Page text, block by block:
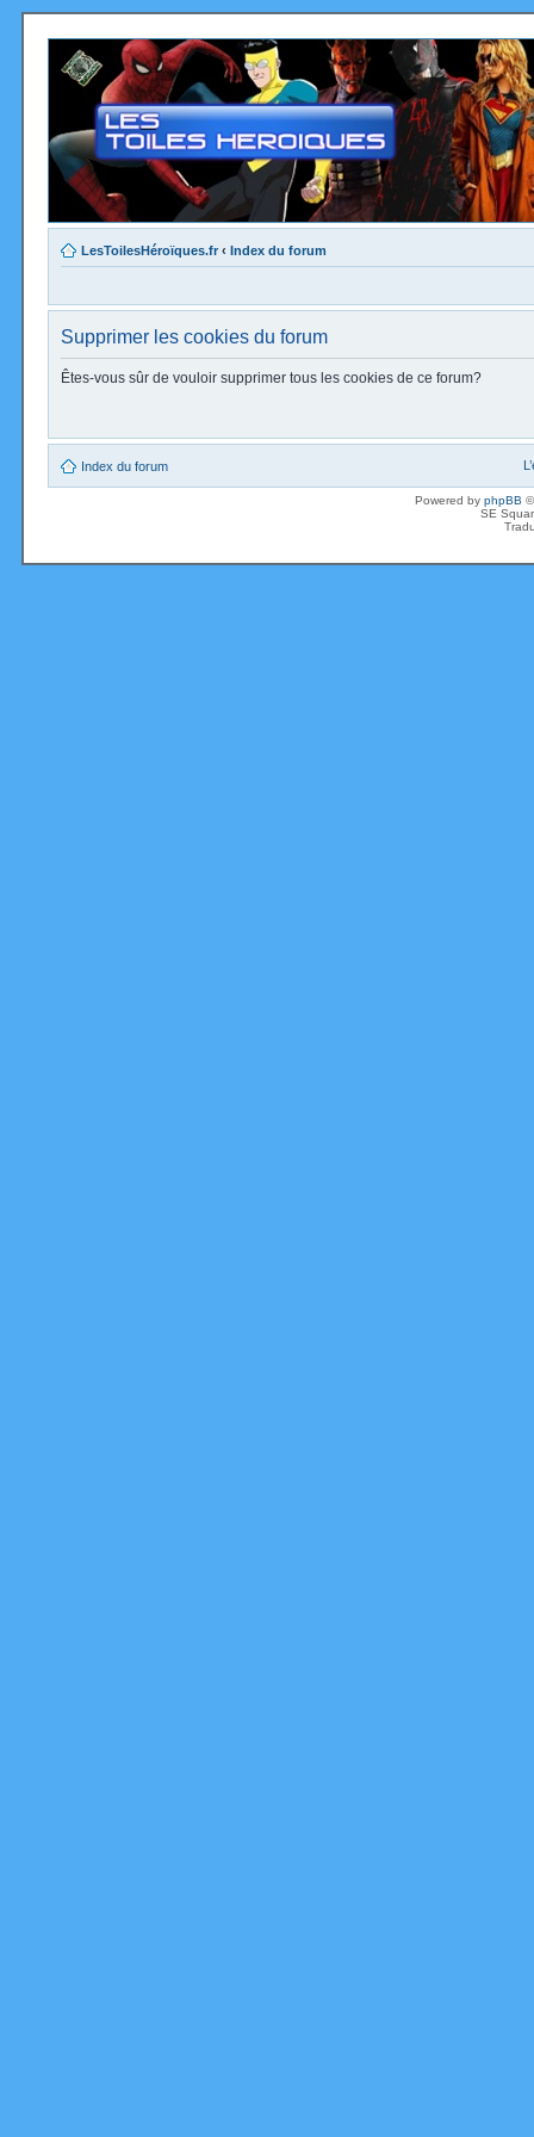
LesToilesHéroïques.fr ‹ Index du forum
Supprimer les cookies du forum
Êtes-vous sûr de vouloir supprimer tous les cookies de ce forum?
Index du forum
Powered by phpBB
SE